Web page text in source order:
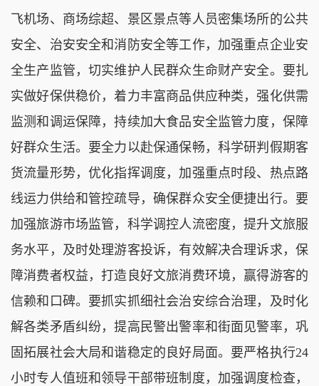
飞机场、商场综超、景区景点等人员密集场所的公共
安全、治安安全和消防安全等工作，加强重点企业安
全生产监管，切实维护人民群众生命财产安全。要扎
实做好保供稳价，着力丰富商品供应种类，强化供需
监测和调运保障，持续加大食品安全监管力度，保障
好群众生活。要全力以赴保通保畅，科学研判假期客
货流量形势，优化指挥调度，加强重点时段、热点路
线运力供给和管控疏导，确保群众安全便捷出行。要
加强旅游市场监管，科学调控人流密度，提升文旅服
务水平，及时处理游客投诉，有效解决合理诉求，保
障消费者权益，打造良好文旅消费环境，赢得游客的
信赖和口碑。要抓实抓细社会治安综合治理，及时化
解各类矛盾纠纷，提高民警出警率和街面见警率，巩
固拓展社会大局和谐稳定的良好局面。要严格执行24
小时专人值班和领导干部带班制度，加强调度检查，